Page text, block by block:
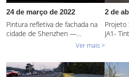
24 de março de 2022
Pintura refletiva de fachada na
cidade de Shenzhen —
Ver mais >
2 de
Projeto
JA1-